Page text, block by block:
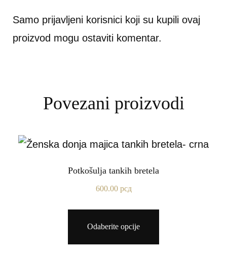
Samo prijavljeni korisnici koji su kupili ovaj
proizvod mogu ostaviti komentar.
Povezani proizvodi
Potkošulja tankih bretela
600.00 рсд
Odaberite opcije